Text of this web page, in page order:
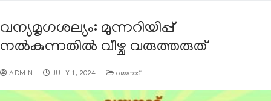
വന്യമൃഗശല്യം: മുന്നറിയിപ്പ്
നല്‍കുന്നതില്‍ വീഴ്ച വരുത്തരുത്
ADMIN JULY 1, 2024 വയനാട്